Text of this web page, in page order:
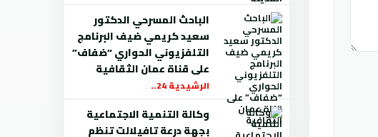
الباحث المسرحي الدكتور
سعيد كريمي ضيف البرنامج
التلفزيوني الحواري “ضفاف”
على قناة عمان الثقافية
الرشيدية 24..
وكالة التنمية الاجتماعية
بجهة درعة تافيلالت تنظم